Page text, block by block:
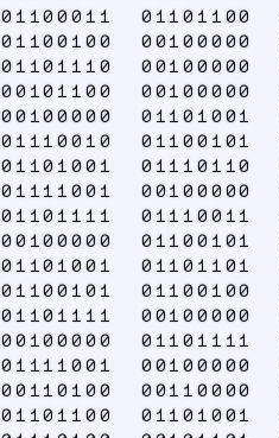
01100011 01101100
01100100 00100000
01101110 00100000
00101100 00100000
00100000 01101001
01110010 01100101
01101001 01110110
01111001 00100000
01101111 01110011
00100000 01100101
01101001 01101101
01100101 01100100
01101111 00100000
00100000 01101111
01111001 00100000
00110100 00110000
01101100 01101001